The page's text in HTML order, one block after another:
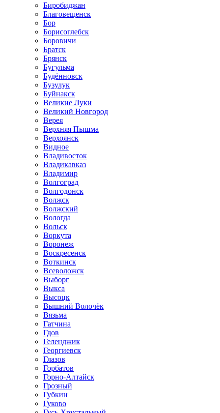
Биробиджан
Благовещенск
Бор
Борисоглебск
Боровичи
Братск
Брянск
Бугульма
Будённовск
Бузулук
Буйнакск
Великие Луки
Великий Новгород
Верея
Верхняя Пышма
Верхоянск
Видное
Владивосток
Владикавказ
Владимир
Волгоград
Волгодонск
Волжск
Волжский
Вологда
Вольск
Воркута
Воронеж
Воскресенск
Воткинск
Всеволожск
Выборг
Выкса
Высоцк
Вышний Волочёк
Вязьма
Гатчина
Гдов
Геленджик
Георгиевск
Глазов
Горбатов
Горно-Алтайск
Грозный
Губкин
Гуково